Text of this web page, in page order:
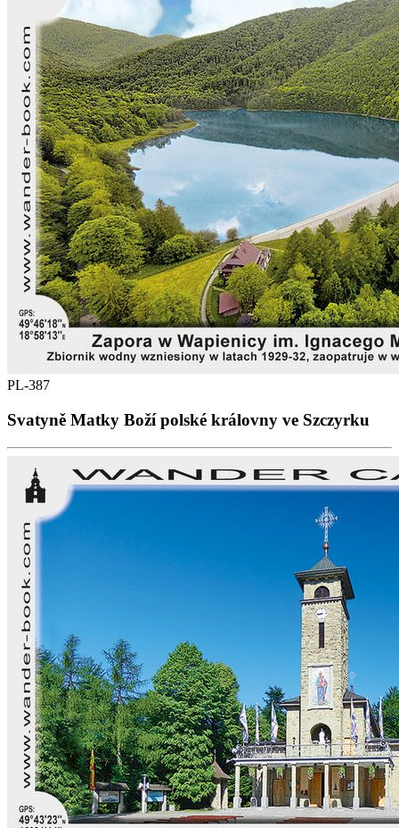
PL-387
Svatyně Matky Boží polské královny ve Szczyrku